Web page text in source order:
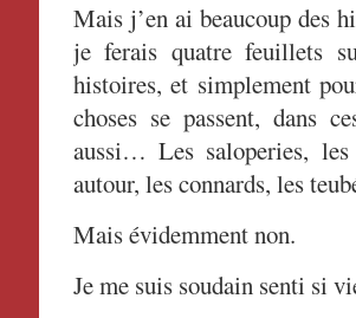
Mais j’en ai beaucoup des
je ferais quatre feuillets
histoires, et simplement
choses se passent, dans
aussi… Les saloperies,
autour, les connards, les
Mais évidemment non.
Je me suis soudain senti si